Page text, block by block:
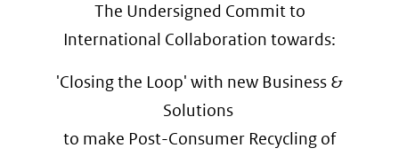
The Undersigned Commit to
International Collaboration towards:
'Closing the Loop' with new Business &
Solutions
to make Post-Consumer Recycling of